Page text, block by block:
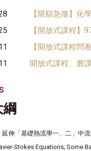
【限額急徵】化
【開放式課程】
【開放式課程問
開放式課程、磨
延伸「基礎熱流學一、二」中
Stokes Equations; Some